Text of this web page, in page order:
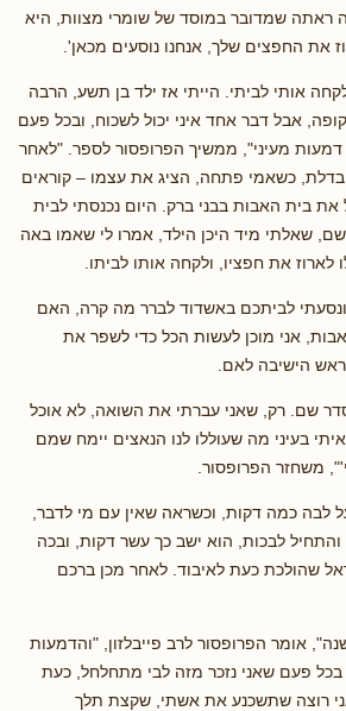
ראתה שמדובר במוסד של שומרי מצוות, היא
את החפצים שלך, אנחנו נוסעים מכאן'.
אותי לביתי. הייתי אז ילד בן תשע, הרבה
אבל דבר אחד איני יכול לשכוח, ובכל פעם
דמעות מעיני", ממשיך הפרופסור לספר. "לאחר
כשאמי פתחה, הציג את עצמו – קוראים
את בית האבות בבני ברק. היום נכנסתי לבית
שאלתי מיד היכן הילד, אמרו לי שאמו באה
את חפציו, ולקחה אותו לביתו.
ונסעתי לביתכם באשדוד לברר מה קרה, האם
אני מוכן לעשות הכל כדי לשפר את
הישיבה לאם.
שם. רק, שאני עברתי את השואה, לא אוכל
בעיני מה שעוללו לנו הנאצים יימח שמם
משחזר הפרופסור.
לבה כמה דקות, וכשראה שאין עם מי לדבר,
לבכות, הוא ישב כך עשר דקות, ובכה
שהולכת כעת לאיבוד. לאחר מכן ברכם
אומר הפרופסור לרב פייבלזון, "והדמעות
בכל פעם שאני נזכר מזה לבי מתחלחל, כעת
רוצה שתשכנע את אשתי, שקצת תלך